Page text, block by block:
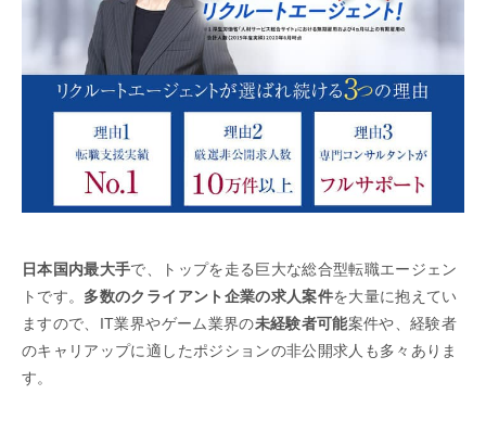
日本国内最大手で、トップを走る巨大な総合型転職エージェン
トです。 多数のクライアント企業の求人案件を大量に抱えてい
ますので、IT業界やゲーム業界の未経験者可能案件や、経験者
のキャリアップに適したポジションの非公開求人も多々ありま
す。